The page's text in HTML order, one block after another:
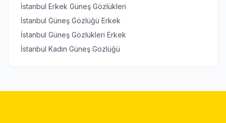
İstanbul Erkek Güneş Gözlükleri
İstanbul Güneş Gözlüğü Erkek
İstanbul Güneş Gözlükleri Erkek
İstanbul Kadın Güneş Gözlüğü